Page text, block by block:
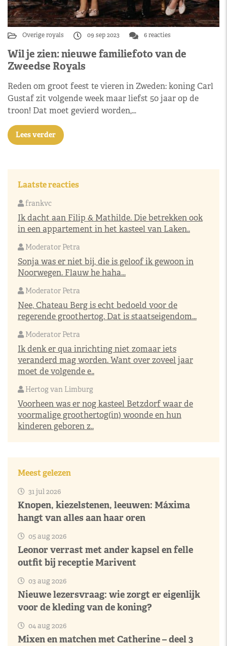
Overige royals 09 sep 2023 6 reacties
Wil je zien: nieuwe familiefoto van de
Zweedse Royals
Reden om groot feest te vieren in Zweden: koning Carl
Gustaf zit volgende week maar liefst 50 jaar op de
troon! Dat moet gevierd worden,…
Lees verder
Laatste reacties
frankvc
Ik dacht aan Filip & Mathilde. Die betrekken ook
in een appartement in het kasteel van Laken..
Moderator Petra
Sonja was er niet bij, die is geloof ik gewoon in
Noorwegen. Flauw he haha...
Moderator Petra
Nee, Chateau Berg is echt bedoeld voor de
regerende groothertog. Dat is staatseigendom...
Moderator Petra
Ik denk er qua inrichting niet zomaar iets
veranderd mag worden. Want over zoveel jaar
moet de volgende e..
Hertog van Limburg
Voorheen was er nog kasteel Betzdorf waar de
voormalige groothertog(in) woonde en hun
kinderen geboren z..
Meest gelezen
31 jul 2026
Knopen, kiezelstenen, leeuwen: Máxima
hangt van alles aan haar oren
05 aug 2026
Leonor verrast met ander kapsel en felle
outfit bij receptie Marivent
03 aug 2026
Nieuwe lezersvraag: wie zorgt er eigenlijk
voor de kleding van de koning?
04 aug 2026
Mixen en matchen met Catherine – deel 3